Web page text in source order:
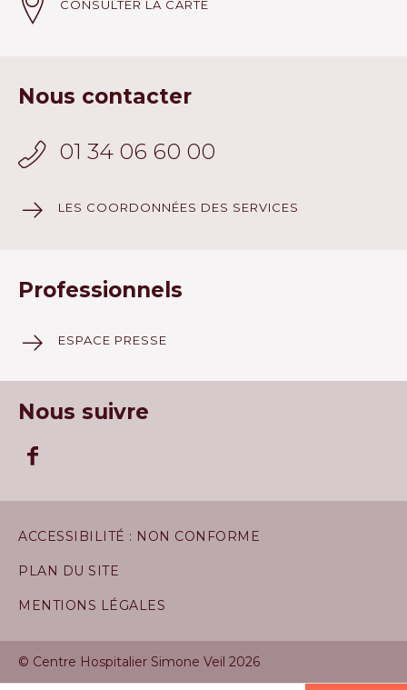
CONSULTER LA CARTE
Nous contacter
01 34 06 60 00
LES COORDONNÉES DES SERVICES
Professionnels
ESPACE PRESSE
Nous suivre
© Centre Hospitalier Simone Veil 2026
ACCESSIBILITÉ : NON CONFORME
PLAN DU SITE
MENTIONS LÉGALES